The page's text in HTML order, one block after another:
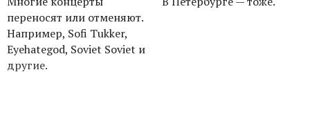
переносят или отменяют.
Например, Sofi Tukker,
Eyehategod, Soviet Soviet и
другие.